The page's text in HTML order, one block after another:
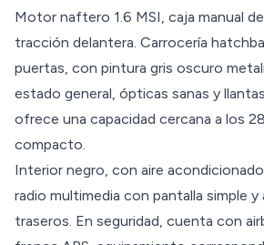
Motor naftero 1.6 MSI, caja manual
tracción delantera. Carrocería
puertas, con pintura gris oscuro
estado general, ópticas sanas y
ofrece una capacidad cercana a los
compacto.
Interior negro, con aire
radio multimedia con pantalla simple y
traseros. En seguridad, cuenta con